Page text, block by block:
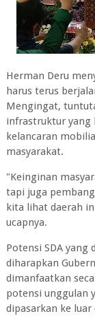
Herman Deru
harus terus
Mengingat,
infrastruktur yang
kelancaran
masyarakat.
"Keinginan
tapi juga
kita lihat daerah
ucapnya.
Potensi SDA
diharapkan
dimanfaatkan
potensi unggulan
dipasarkan ke luar